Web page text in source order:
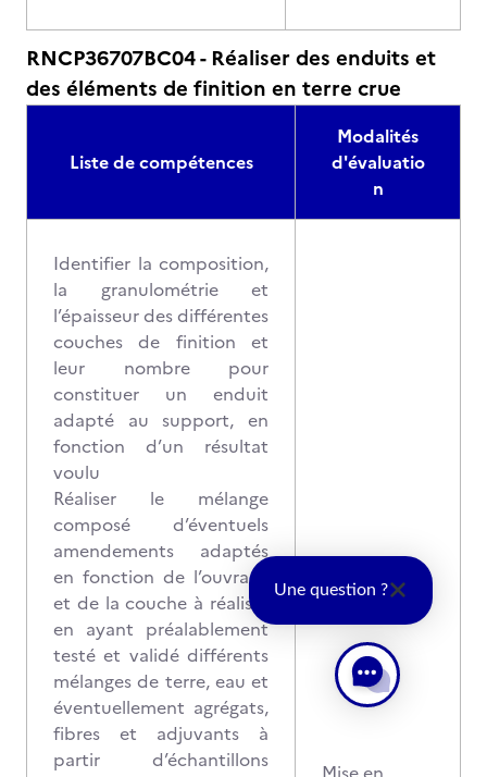
RNCP36707BC04 - Réaliser des enduits et
des éléments de finition en terre crue
Liste de compétences
Modalités
d'évaluatio
n
Identifier la composition,
la granulométrie et
l’épaisseur des différentes
couches de finition et
leur nombre pour
constituer un enduit
adapté au support, en
fonction d’un résultat
voulu
Réaliser le mélange
composé d’éventuels
amendements adaptés
en fonction de l’ouvrage
et de la couche à réaliser
en ayant préalablement
testé et validé différents
mélanges de terre, eau et
éventuellement agrégats,
fibres et adjuvants à
partir d’échantillons
Une question ?